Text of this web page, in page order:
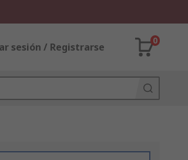
sesión / Registrarse
0